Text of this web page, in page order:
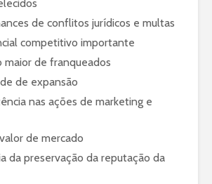
de conflitos jurídicos e multas
competitivo importante
maior de franqueados
de expansão
nas ações de marketing e
de mercado
da preservação da reputação da